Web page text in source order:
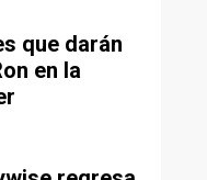
que darán
en la